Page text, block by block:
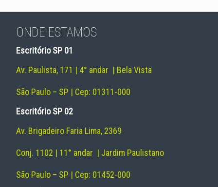
ONDE ESTAMOS
Escritório SP 01
Av. Paulista, 171 | 4° andar | Bela Vista
São Paulo – SP | Cep: 01311-000
Escritório SP 02
Av. Brigadeiro Faria Lima, 2369
Conj. 1102 | 11° andar | Jardim Paulistano
São Paulo – SP | Cep: 01452-000